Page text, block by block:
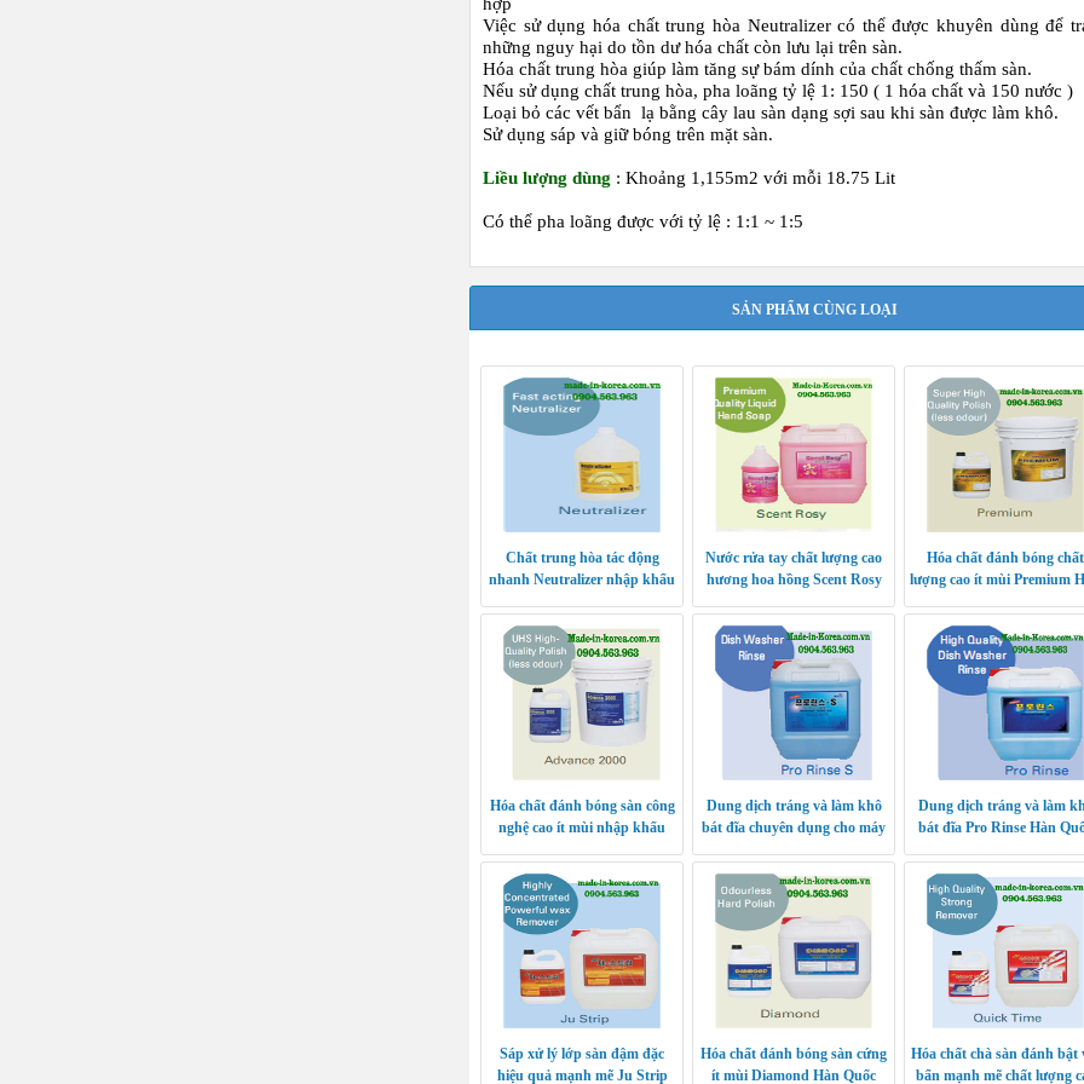
hợp
Việc sử dụng hóa chất trung hòa Neutralizer có thể được khuyên dùng để
những nguy hại do tồn dư hóa chất còn lưu lại trên sàn.
Hóa chất trung hòa giúp làm tăng sự bám dính của chất chống thấm sàn.
Nếu sử dụng chất trung hòa, pha loãng tỷ lệ 1: 150 ( 1 hóa chất và 150 nước )
Loại bỏ các vết bẩn lạ bằng cây lau sàn dạng sợi sau khi sàn được làm khô.
Sử dụng sáp và giữ bóng trên mặt sàn.
Liều lượng dùng : Khoảng 1,155m2 với mỗi 18.75 Lit
Có thể pha loãng được với tỷ lệ : 1:1 ~ 1:5
SẢN PHẨM CÙNG LOẠI
Chất trung hòa tác động
nhanh Neutralizer nhập khẩu
Nước rửa tay chất lượng cao
hương hoa hồng Scent Rosy
Hóa chất đánh bóng chất
lượng cao ít mùi Premium
Hóa chất đánh bóng sàn công
nghệ cao ít mùi nhập khẩu
Dung dịch tráng và làm khô
bát đĩa chuyên dụng cho máy
Dung dịch tráng và làm
bát đĩa Pro Rinse Hàn
Sáp xử lý lớp sàn đậm đặc
hiệu quả mạnh mẽ Ju Strip
Hóa chất đánh bóng sàn cứng
ít mùi Diamond Hàn Quốc
Hóa chất chà sàn đánh bật
bẩn mạnh mẽ chất lượng